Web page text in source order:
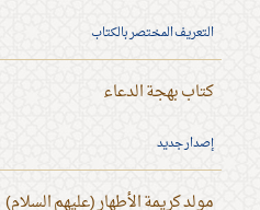
التعريف المختصر بالكتاب
كتاب بهجة الدعاء
إصدار جديد
مولد كريمة الأطهار (عليهم السلام)